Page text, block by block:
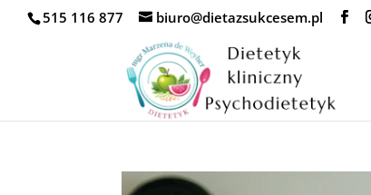
515 116 877 biuro@dietazsukcesem.pl